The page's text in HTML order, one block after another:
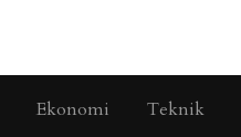
Ekonomi Teknik